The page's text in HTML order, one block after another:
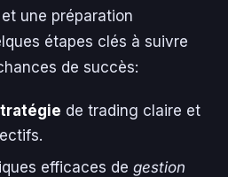
une préparation
étapes clés à suivre
de succès:
de trading claire et
efficaces de gestion